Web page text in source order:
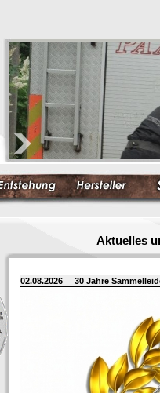
Aktuelles
02.08.2026 30 Jahre